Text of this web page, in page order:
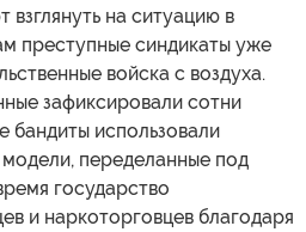
взглянуть на ситуацию в
преступные синдикаты уже
войска с воздуха.
зафиксировали сотни
бандиты использовали
переделанные под
государство
и наркоторговцев благодаря